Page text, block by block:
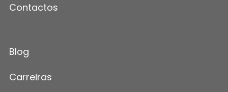
Contactos
Blog
Carreiras